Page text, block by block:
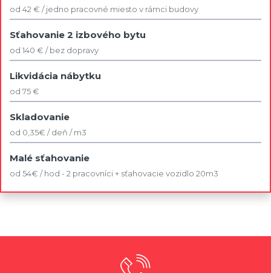
od 42 € / jedno pracovné miesto v rámci budovy
Sťahovanie 2 izbového bytu
od 140 € / bez dopravy
Likvidácia nábytku
od 75 €
Skladovanie
od 0,35€ / deň / m3
Malé sťahovanie
od 54€ / hod - 2 pracovníci + sťahovacie vozidlo 20m3